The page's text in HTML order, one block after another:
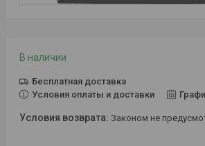
В наличии
Бесплатная доставка
Условия оплаты и доставки
Законом не